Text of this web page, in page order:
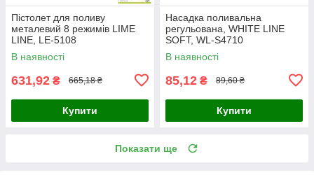
Пістолет для поливу
металевий 8 режимів LIME
LINE, LE-5108
В наявності
631,92 ₴ 665,18 ₴
Купити
Насадка поливальна
регульована, WHITE LINE
SOFT, WL-S4710
В наявності
85,12 ₴ 89,60 ₴
Купити
Показати ще